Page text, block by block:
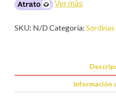
Corno
cantidad
Ver más
SKU: N/D Categoría:
Información